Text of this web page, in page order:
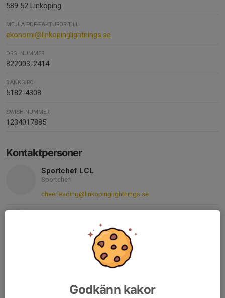
589 52 Linköping
MEJLA PDF-FAKTUROR TILL
ekonomi@linkopinglightnings.se
ORG. NUMMER
822003-2414
BANKGIRO
5182-4308
SWISH-NUMMER
1234017885
Kontaktpersoner
Sportchef LCL
Sportchef
cheerleading@linkopinglightnings.se
styrelsen@linkopinglightnings.se
Alla ska kunna känna trygghet och glädje inom cheerleading. Om
Godkänn kakor